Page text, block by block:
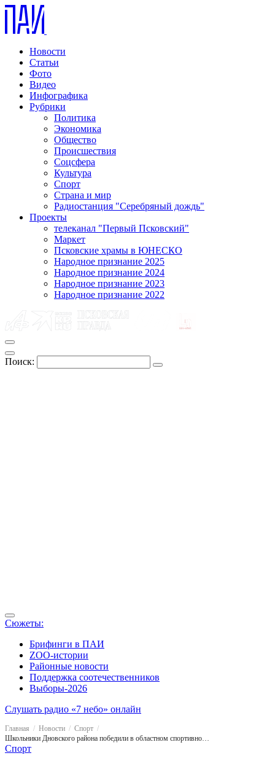
Новости
Статьи
Фото
Видео
Инфографика
Рубрики
Политика
Экономика
Общество
Происшествия
Соцсфера
Культура
Спорт
Страна и мир
Радиостанция "Серебряный дождь"
Проекты
телеканал "Первый Псковский"
Маркет
Псковские храмы в ЮНЕСКО
Народное признание 2025
Народное признание 2024
Народное признание 2023
Народное признание 2022
Поиск:
Сюжеты:
Брифинги в ПАИ
ZOO-истории
Районные новости
Поддержка соотечественников
Выборы-2026
Слушать радио «7 небо» онлайн
Главная Новости
Спорт
Школьники Дновского района победили в областном спортивном фестивале по лапте
Спорт